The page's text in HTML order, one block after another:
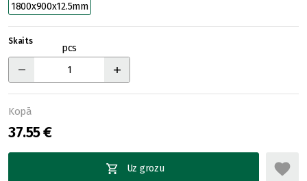
1800x900x12.5mm
Skaits
pcs
Kopā
37.55 €
Uz grozu